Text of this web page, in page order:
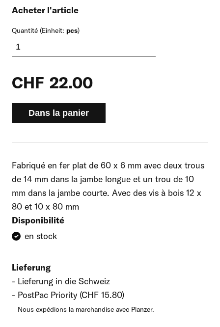
Acheter l'article
Quantité (Einheit: pcs)
CHF 22.00
Dans la panier
Fabriqué en fer plat de 60 x 6 mm avec deux trous
de 14 mm dans la jambe longue et un trou de 10
mm dans la jambe courte. Avec des vis à bois 12 x
80 et 10 x 80 mm
Disponibilité
en stock
Lieferung
Lieferung in die Schweiz
PostPac Priority (CHF 15.80)
Nous expédions la marchandise avec Planzer.